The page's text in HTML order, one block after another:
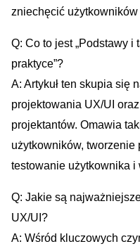
zniechęcić
Q: Co to⁤ jest „Podstawy
praktyce”?
A: ⁣Artykuł ten‌ skupia się
projektowania UX/UI
projektantów. Omawia
użytkowników, tworzenie
testowanie użytkownika i
Q: Jakie ⁣są
UX/UI?
A:⁣ Wśród kluczowych